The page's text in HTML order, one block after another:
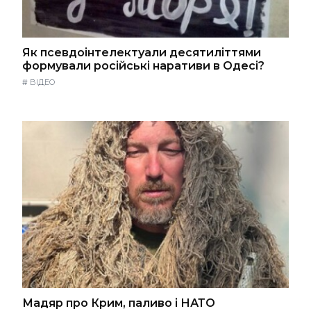
Як псевдоінтелектуали десятиліттями
формували російські наративи в Одесі?
# ВІДЕО
Мадяр про Крим, паливо і НАТО